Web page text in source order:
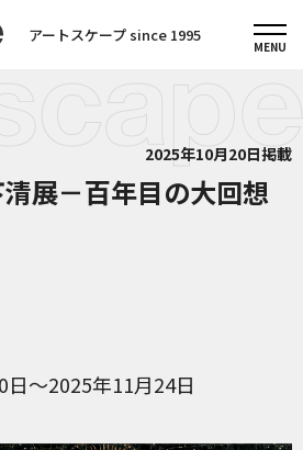
アートスケープ since 1995
2025年10月20日掲載
展－百年目の大回想
日～2025年11月24日